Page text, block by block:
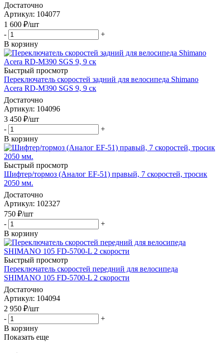
Достаточно
Артикул: 104077
1 600 ₽/шт
-
+
В корзину
Быстрый просмотр
Переключатель скоростей задний для велосипеда Shimano
Acera RD-M390 SGS 9, 9 ск
Достаточно
Артикул: 104096
3 450 ₽/шт
-
+
В корзину
Быстрый просмотр
Шифтер/тормоз (Аналог EF-51) правый, 7 скоростей, тросик
2050 мм.
Достаточно
Артикул: 102327
750 ₽/шт
-
+
В корзину
Быстрый просмотр
Переключатель скоростей передний для велосипеда
SHIMANO 105 FD-5700-L 2 скорости
Достаточно
Артикул: 104094
2 950 ₽/шт
-
+
В корзину
Показать еще